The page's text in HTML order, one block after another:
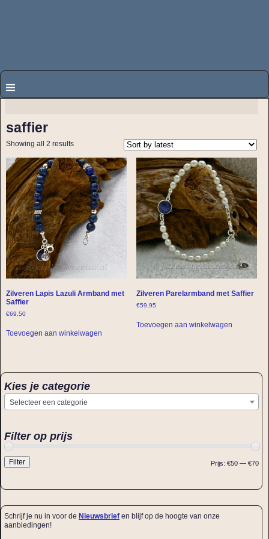
saffier
Showing all 2 results
Zilveren Lapis Lazuli Armband met
Saffier
€69,50
Toevoegen aan winkelwagen
Zilveren Parelarmband met Saffier
€59,95
Toevoegen aan winkelwagen
Kies je categorie
Selecteer een categorie
Filter op prijs
Filter Prijs: €50 — €70
Schrijf je nu in voor de Nieuwsbrief en blijf op de hoogte van onze
aanbiedingen!